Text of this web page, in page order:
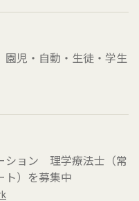
園児・自動・生徒・学生
ション 理学療法士（常
ト）を募集中